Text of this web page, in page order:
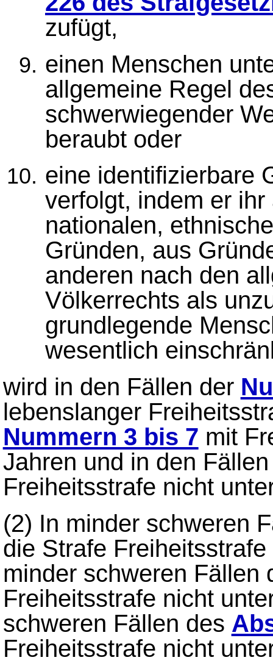
zufügt,
einen Menschen
allgemeine Regel
schwerwiegender
beraubt oder
eine identifizierbare
verfolgt, indem er
nationalen,
Gründen, aus
anderen nach den
Völkerrechts als
grundlegende
wesentlich
wird in den Fällen der
lebenslanger
Nummern 3 bis 7 mit
Jahren und in den
Freiheitsstrafe nicht
(2) In minder schweren
die Strafe
minder schweren Fällen
Freiheitsstrafe nicht
schweren Fällen des
Freiheitsstrafe nicht